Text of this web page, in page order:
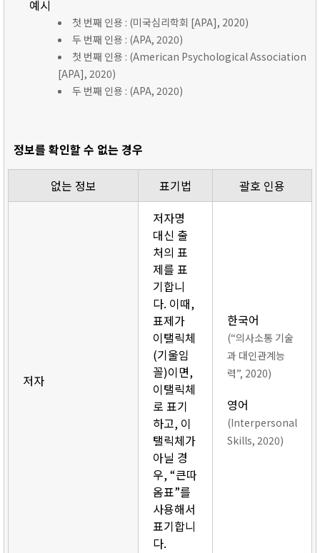
예시
첫 번째 인용 : (미국심리학회 [APA], 2020)
두 번째 인용 : (APA, 2020)
첫 번째 인용 : (American Psychological Association
[APA], 2020)
두 번째 인용 : (APA, 2020)
정보를 확인할 수 없는 경우
없는 정보 표기법 괄호 인용
저자
저자명
대신 출
처의 표
제를 표
기합니
다. 이때,
표제가
이탤릭체
(기울임
꼴)이면,
이탤릭체
로 표기
하고, 이
탤릭체가
아닐 경
우, “큰따
옴표”를
사용해서
표기합니
다.
한국어
(“의사소통 기술
과 대인관계능
력”, 2020)
영어
(Interpersonal
Skills, 2020)